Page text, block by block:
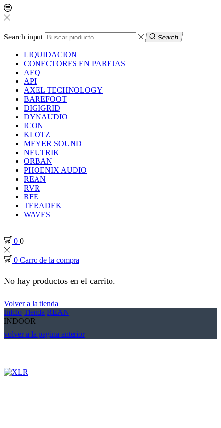
Search input Search
LIQUIDACION
CONECTORES EN PAREJAS
AEQ
API
AXEL TECHNOLOGY
BAREFOOT
DIGIGRID
DYNAUDIO
ICON
KLOTZ
MEYER SOUND
NEUTRIK
ORBAN
PHOENIX AUDIO
REAN
RVR
RFE
TERADEK
WAVES
0 0
0 Carro de la compra
No hay productos en el carrito.
Volver a la tienda
Inicio Tienda REAN
INDOOR
volver a la pagina anterior